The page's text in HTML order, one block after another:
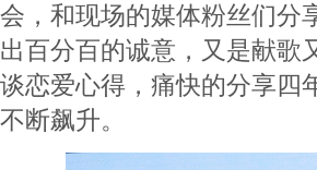
会，和现场的媒体粉丝们分
出百分百的诚意，又是献歌
谈恋爱心得，痛快的分享四
不断飙升。